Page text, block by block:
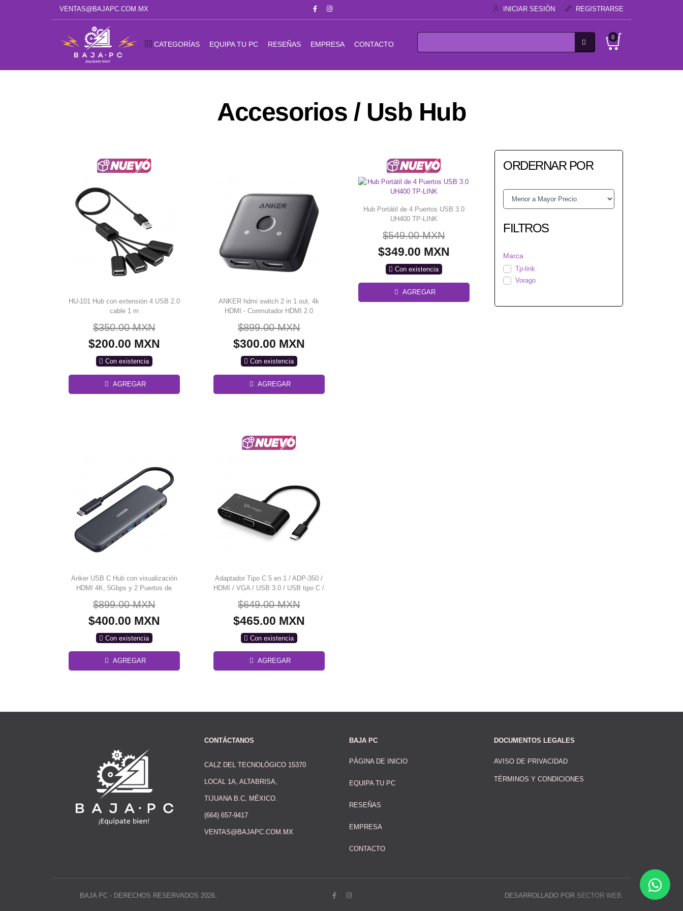
VENTAS@BAJAPC.COM.MX INICIAR SESIÓN REGISTRARSE
CATEGORÍAS EQUIPA TU PC RESEÑAS EMPRESA CONTACTO
0
Accesorios / Usb Hub
HU-101 Hub con extensión 4 USB 2.0
cable 1 m
$350.00 MXN
$200.00 MXN
Con existencia
AGREGAR
ANKER hdmi switch 2 in 1 out, 4k
HDMI - Conmutador HDMI 2.0
soporte para 4K a 60Hz, HDR, ancho
de banda de 18 Gbps y cambio
manual sin alimentación externa.
$899.00 MXN
$300.00 MXN
Con existencia
AGREGAR
Hub Portátil de 4 Puertos USB 3.0
UH400 TP-LINK
$549.00 MXN
$349.00 MXN
Con existencia
AGREGAR
Anker USB C Hub con visualización
HDMI 4K, 5Gbps y 2 Puertos de
5Gbps, 2 Puertos de Datos
$899.00 MXN
$400.00 MXN
Con existencia
AGREGAR
Adaptador Tipo C 5 en 1 / ADP-350 /
HDMI / VGA / USB 3.0 / USB tipo C /
$649.00 MXN
$465.00 MXN
Con existencia
AGREGAR
ORDERNAR POR
FILTROS
Marca
Tp-link
Vorago
CONTÁCTANOS
CALZ DEL TECNOLÓGICO 15370
LOCAL 1A, ALTABRISA,
TIJUANA B.C, MÉXICO.
(664) 657-9417
VENTAS@BAJAPC.COM.MX
BAJA PC
PÁGINA DE INICIO
EQUIPA TU PC
RESEÑAS
EMPRESA
CONTACTO
DOCUMENTOS LEGALES
AVISO DE PRIVACIDAD
TÉRMINOS Y CONDICIONES
BAJA PC - DERECHOS RESERVADOS 2026. DESARROLLADO POR SECTOR WEB